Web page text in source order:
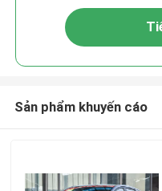
Sản phẩm khuyến cáo